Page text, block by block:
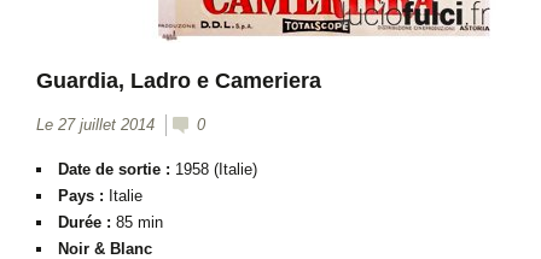
Guardia, Ladro e Cameriera
Le 27 juillet 2014 0
Date de sortie : 1958 (Italie)
Pays : Italie
Durée : 85 min
Noir & Blanc